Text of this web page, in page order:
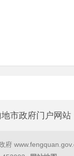
市政府门户网站